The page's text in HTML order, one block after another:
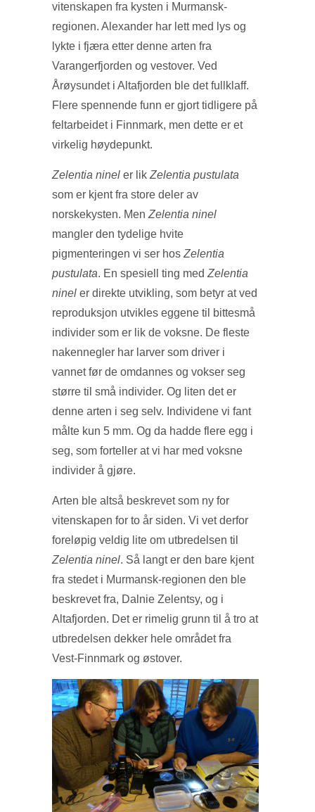
vitenskapen fra kysten i Murmansk-
regionen. Alexander har lett med lys og
lykte i fjæra etter denne arten fra
Varangerfjorden og vestover. Ved
Årøysundet i Altafjorden ble det fullklaff.
Flere spennende funn er gjort tidligere på
feltarbeidet i Finnmark, men dette er et
virkelig høydepunkt.
Zelentia ninel er lik Zelentia pustulata
som er kjent fra store deler av
norskekysten. Men Zelentia ninel
mangler den tydelige hvite
pigmenteringen vi ser hos Zelentia
pustulata. En spesiell ting med Zelentia
ninel er direkte utvikling, som betyr at ved
reproduksjon utvikles eggene til bittesmå
individer som er lik de voksne. De fleste
nakennegler har larver som driver i
vannet før de omdannes og vokser seg
større til små individer. Og liten det er
denne arten i seg selv. Individene vi fant
målte kun 5 mm. Og da hadde flere egg i
seg, som forteller at vi har med voksne
individer å gjøre.
Arten ble altså beskrevet som ny for
vitenskapen for to år siden. Vi vet derfor
foreløpig veldig lite om utbredelsen til
Zelentia ninel. Så langt er den bare kjent
fra stedet i Murmansk-regionen den ble
beskrevet fra, Dalnie Zelentsy, og i
Altafjorden. Det er rimelig grunn til å tro at
utbredelsen dekker hele området fra
Vest-Finnmark og østover.